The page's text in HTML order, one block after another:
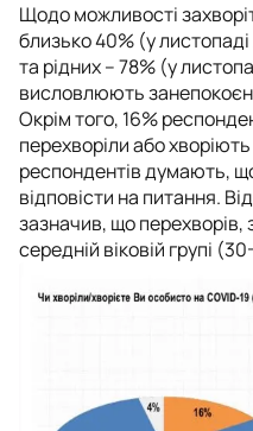
Щодо можливості
близько 40% (у
та рідних – 78% (у
висловлюють
Окрім того, 16%
перехворіли або
респондентів думають,
відповісти на питання.
зазначив, що перехворів,
середній віковій групі